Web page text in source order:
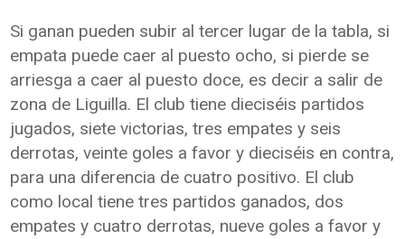
Si ganan pueden subir al tercer lugar de la tabla, si
empata puede caer al puesto ocho, si pierde se
arriesga a caer al puesto doce, es decir a salir de
zona de Liguilla. El club tiene dieciséis partidos
jugados, siete victorias, tres empates y seis
derrotas, veinte goles a favor y dieciséis en contra,
para una diferencia de cuatro positivo. El club
como local tiene tres partidos ganados, dos
empates y cuatro derrotas, nueve goles a favor y